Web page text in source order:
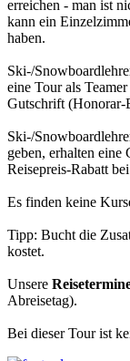
erreichen - man ist
kann ein
haben.
Ski-/
eine Tour als
Gutschrift
Ski-/
geben, erhalten
Reisepreis-Rabatt
Es finden keine
Tipp: Bucht die
kostet.
Unsere
Abreisetag).
Bei dieser Tour ist